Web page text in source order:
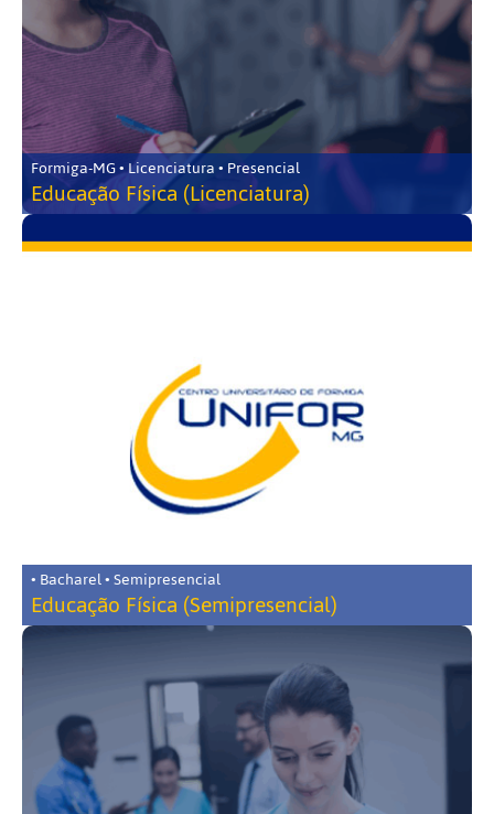
Formiga-MG • Licenciatura • Presencial
Educação Física (Licenciatura)
• Bacharel • Semipresencial
Educação Física (Semipresencial)